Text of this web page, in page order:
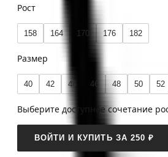
Рост
158 164 170 176 182
Размер
40 42 44 46 48 50 52
Выберите доступное сочетание
ВОЙТИ И КУПИТЬ ЗА 250 ₽